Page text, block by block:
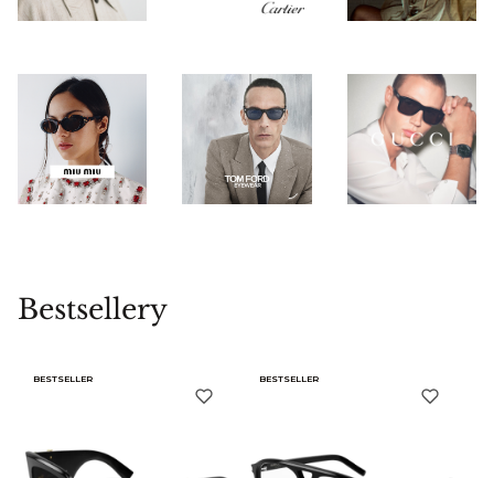
Bestsellery
BESTSELLER BESTSELLER